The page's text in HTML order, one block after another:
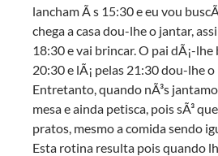
lancham Ã s 15:30 e eu vou
chega a casa dou-lhe o jantar,
18:30 e vai brincar. O pai dÃ¡-
20:30 e lÃ¡ pelas 21:30 dou-lhe
Entretanto, quando nÃ³s
mesa e ainda petisca, pois sÃ³
pratos, mesmo a comida sendo
Esta rotina resulta pois quando